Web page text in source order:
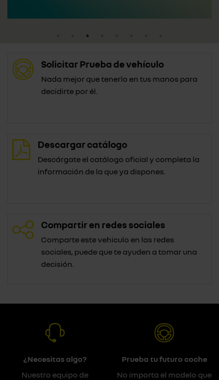
Solicitar Prueba de vehículo
Nada mejor que tenerlo en tus manos para
decidirte por él.
Descargar catálogo
Descárgate el catálogo oficial y completa la
información de la que ya dispones.
Compartir en redes sociales
Comparte este vehiculo en las redes
sociales, puede que te ayuden a tomar una
decisión.
¿Necesitas algo?
Nuestro equipo de
Prueba tu futuro coche
No importa el modelo que